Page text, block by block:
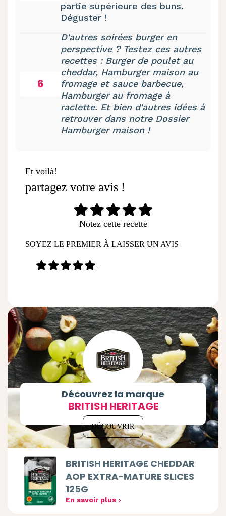
partie supérieure des buns.
Déguster !
6
D'autres soirées burger en
perspective ? Testez ces autres
recettes : Burger de poulet au
cheddar, Hamburger maison au
fromage et sauce barbecue,
Hamburger au fromage à
raclette. Et bien d'autres idées à
retrouver dans notre Dossier
Hamburger maison!
Et voilà!
partagez votre avis !
Notez cette recette
SOYEZ LE PREMIER À LAISSER UN AVIS
-
Découvrez la marque
BRITISH HERITAGE
DÉCOUVRIR
BRITISH HERITAGE CHEDDAR
AOP EXTRA-MATURE SLICES
125G
En savoir plus